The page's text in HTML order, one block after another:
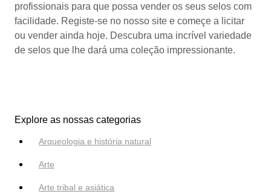
profissionais para que possa vender os seus selos com
facilidade. Registe-se no nosso site e começe a licitar
ou vender ainda hoje. Descubra uma incrível variedade
de selos que lhe dará uma coleção impressionante.
Explore as nossas categorias
Arqueologia e história natural
Arte
Arte tribal e asiática